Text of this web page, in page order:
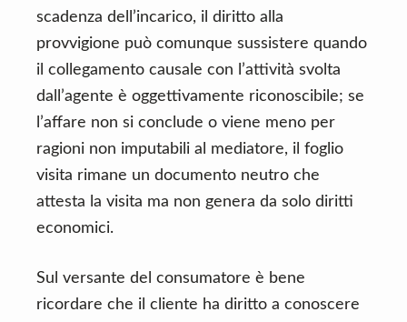
scadenza dell’incarico, il diritto alla
provvigione può comunque sussistere quando
il collegamento causale con l’attività svolta
dall’agente è oggettivamente riconoscibile; se
l’affare non si conclude o viene meno per
ragioni non imputabili al mediatore, il foglio
visita rimane un documento neutro che
attesta la visita ma non genera da solo diritti
economici.
Sul versante del consumatore è bene
ricordare che il cliente ha diritto a conoscere